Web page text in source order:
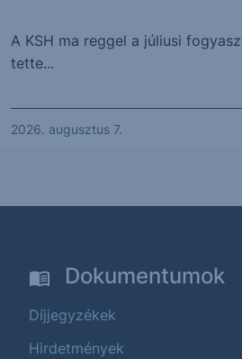
A KSH ma reggel a júliusi
tette...
2026. augusztus 7.
Dokumentumok
Díjjegyzékek
Hirdetmények